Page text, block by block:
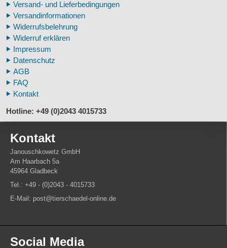
Zähne Warzenschwein
Veterinär - Lehrmittel
Fossilreplikate Mensch
Pferdemähnen
Fußspuren museal
Tierhörner
Versand- und Lieferbedingungen
Versandinformationen
Widerrufsbelehrung
Widerruf erklären
Impressum
Datenschutz
AGB
FAQ
Kontakt
Hotline: +49 (0)2043 4015733
Kontakt
Janouschkowetz GmbH
Am Haarbach 5a
45964 Gladbeck
Tel.: +49 - (0)2043 - 4015733
E-Mail: post@tierschaedel-online.de
Social Media